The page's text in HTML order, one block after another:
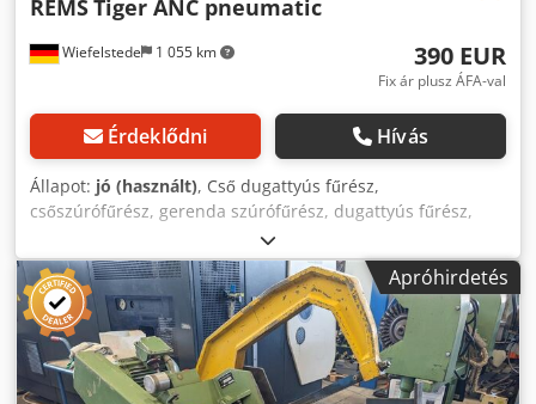
Wiefelstede 1 055 km
REMSTiger ANC pneumatic
390 EUR
Fix ár plusz ÁFA-val
Érdeklődni Hívás
Állapot: jó (használt), Cső dugattyús fűrész,
csőszúrófűrész, gerenda szúrófűrész, dugattyús fűrész,
rókafarkfűrész - Ideális fűrészelési munkákhoz még
nedves, nyirkos helyiségekben és aknákban is, ahol az
elektromos dugattyús fűrészek használata nem
megengedett - Kimeneti teljesítmény: 1000 W -Acél csövek:
max. Ø 160 mm - a bőröndben Dksdpfx Ascm D A Rshijr -
Létszám: 4x fűrész kapható - Ár: darabonként -Méretek:
690/200/H120 mm - Súly: 8 kg
Apróhirdetés